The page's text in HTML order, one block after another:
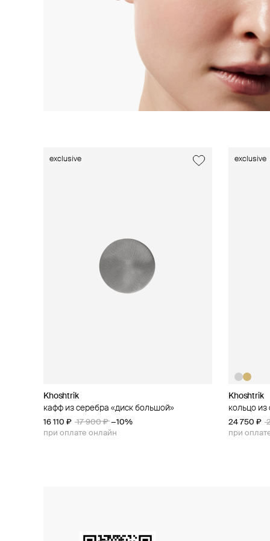
exclusive
Khoshtrik
кафф из серебра «диск большой»
16 110 ₽ 17 900 ₽ −10%
при оплате онлайн
exclusive
Khoshtrik
кольцо из
24 750 ₽
при
exclusive
Khoshtrik
кафф из серебра «диск малый»
10 800 ₽ 12 000 ₽ −10%
при оплате онлайн
exclusive
Khoshtrik
9 810 ₽ 10
при